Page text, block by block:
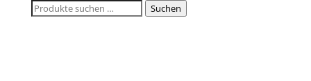
Suchen
Suchen